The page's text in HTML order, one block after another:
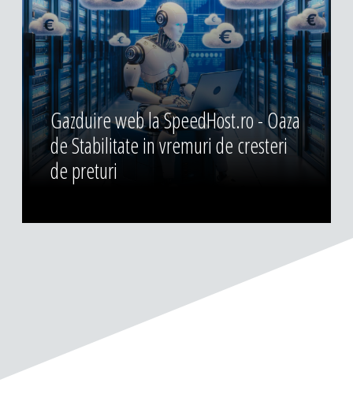
Gazduire web la SpeedHost.ro - Oaza
de Stabilitate in vremuri de cresteri
de preturi